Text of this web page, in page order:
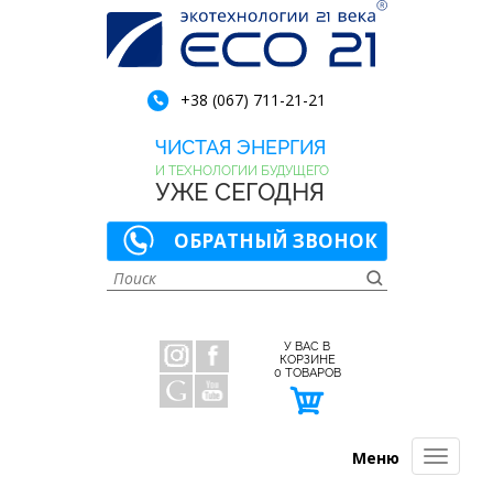
+38 (067) 711-21-21
ЧИСТАЯ ЭНЕРГИЯ
И ТЕХНОЛОГИИ БУДУЩЕГО
УЖЕ СЕГОДНЯ
ОБРАТНЫЙ ЗВОНОК
У ВАС В
КОРЗИНЕ
0 ТОВАРОВ
Меню